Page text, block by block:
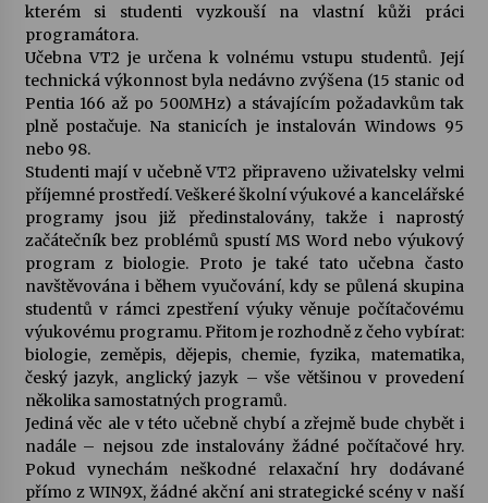
kterém si studenti vyzkouší na vlastní kůži práci
programátora.
Učebna VT2 je určena k volnému vstupu studentů. Její
technická výkonnost byla nedávno zvýšena (15 stanic od
Pentia 166 až po 500MHz) a stávajícím požadavkům tak
plně postačuje. Na stanicích je instalován Windows 95
nebo 98.
Studenti mají v učebně VT2 připraveno uživatelsky velmi
příjemné prostředí. Veškeré školní výukové a kancelářské
programy jsou již předinstalovány, takže i naprostý
začátečník bez problémů spustí MS Word nebo výukový
program z biologie. Proto je také tato učebna často
navštěvována i během vyučování, kdy se půlená skupina
studentů v rámci zpestření výuky věnuje počítačovému
výukovému programu. Přitom je rozhodně z čeho vybírat:
biologie, zeměpis, dějepis, chemie, fyzika, matematika,
český jazyk, anglický jazyk – vše většinou v provedení
několika samostatných programů.
Jediná věc ale v této učebně chybí a zřejmě bude chybět i
nadále – nejsou zde instalovány žádné počítačové hry.
Pokud vynechám neškodné relaxační hry dodávané
přímo z WIN9X, žádné akční ani strategické scény v naší